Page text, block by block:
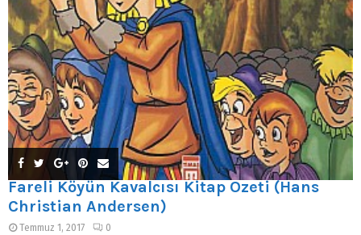
Fareli Köyün Kavalcısı Kitap Özeti (Hans
Christian Andersen)
Temmuz 1, 2017 0